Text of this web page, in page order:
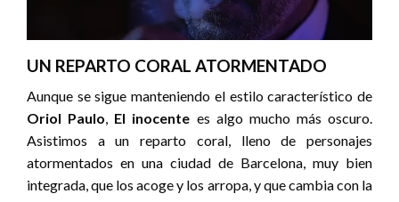
UN REPARTO CORAL ATORMENTADO
Aunque se sigue manteniendo el estilo característico de
Oriol Paulo, El inocente es algo mucho más oscuro.
Asistimos a un reparto coral, lleno de personajes
atormentados en una ciudad de Barcelona, muy bien
integrada, que los acoge y los arropa, y que cambia con la